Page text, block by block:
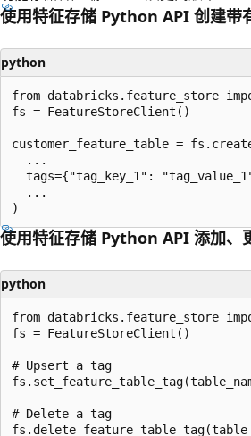
使用特征存储 Python API 创建带
python
from databricks.feature_store
fs = FeatureStoreClient()
customer_feature_table =
  ...
tags={"tag_key_1":
  ...
使用特征存储 Python API 添加、
python
from databricks.feature_store
fs = FeatureStoreClient()
# Upsert a tag
# Delete a tag